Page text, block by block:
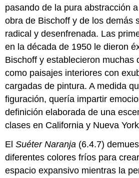
pasando de la pura abstracción
obra de Bischoff y de los demás
radical y desenfrenada. Las
en la década de 1950 le dieron
Bischoff y establecieron muchas
como paisajes interiores con
cargadas de pintura. A medida
figuración, quería impartir
definición elaborada de una
clases en California y Nueva
ElSuéter Naranja (6.4.7)
diferentes colores fríos para
espacio expansivo mientras la